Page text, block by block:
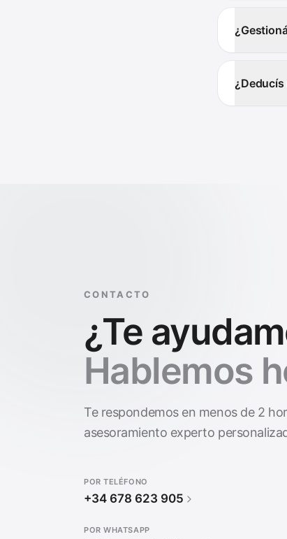
CONTACTO
¿Te
Hablemos
Te respondemos en menos de 2
asesoramiento experto
POR TELÉFONO
+34 678 623 905
POR WHATSAPP